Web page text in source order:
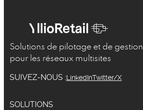
Solutions de pilotage et de gestion
pour les réseaux multisites
SUIVEZ-NOUS :LinkedInTwitter/X
SOLUTIONS